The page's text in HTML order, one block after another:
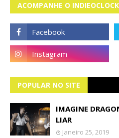
ACOMPANHE O INDIEOCLOCK
POPULAR NO SITE
IMAGINE
LIAR
Janeiro 25, 2019